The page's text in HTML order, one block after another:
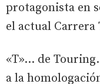
protagonista en
el actual Carrera
«T»… de
a la